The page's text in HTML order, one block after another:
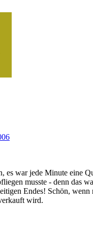
es war jede Minute eine
musste - denn das
Endes! Schön, wenn
wird.